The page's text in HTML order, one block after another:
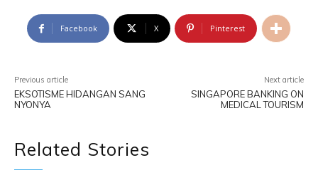
Facebook X Pinterest
Previous article
EKSOTISME HIDANGAN SANG
NYONYA
Next article
SINGAPORE BANKING ON
MEDICAL TOURISM
Related Stories